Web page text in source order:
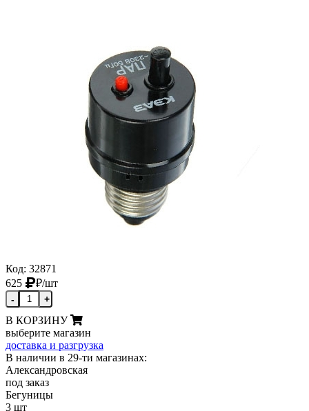
Код: 32871
625
₽/шт
- +
В КОРЗИНУ
выберите магазин
доставка и разгрузка
В наличии в 29-ти магазинах:
Александровская
под заказ
Бегуницы
3 шт